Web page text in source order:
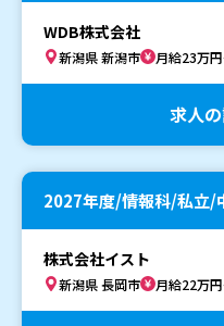
WDB株式会社
新潟県 新潟市 月給23万
求人
2027年度/情報科/私立/
株式会社イスト
新潟県 長岡市 月給22万